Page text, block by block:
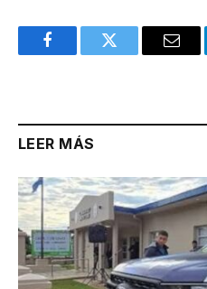
FacebookTwitter
LEER MÁS